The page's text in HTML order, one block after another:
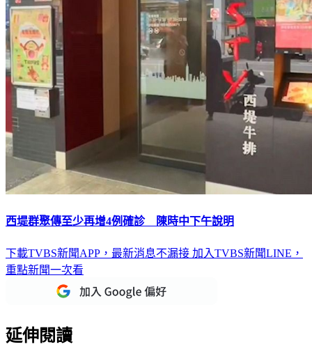
西堤群聚傳至少再增4例確診 陳時中下午說明
下載TVBS新聞APP，最新消息不漏接 加入TVBS新聞LINE，
重點新聞一次看
延伸閱讀